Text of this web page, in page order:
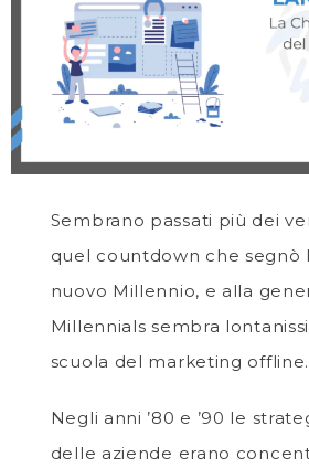
Sembrano passati più dei
quel countdown che segnò
nuovo Millennio, e alla
Millennials sembra
scuola del marketing offline.
Negli anni ’80 e ’90 le
delle aziende erano